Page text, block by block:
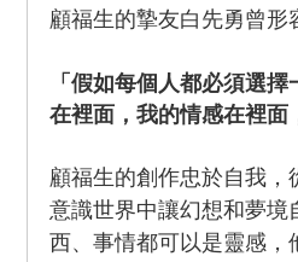
顧福生的摯友白先勇曾
「假如每個人都必須選
在裡面，我的情感在裡面
顧福生的創作忠於自我
意識世界中讓幻想和夢境
西、事情都可以是靈感，